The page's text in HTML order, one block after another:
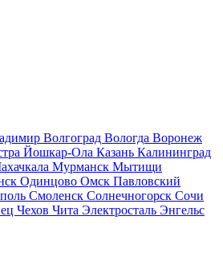
Волгоград Вологда Воронеж
Йошкар-Ола Казань Калининград
Мурманск Мытищи
Одинцово Омск Павловский
Смоленск Солнечногорск Сочи
Чехов Чита Электросталь Энгельс